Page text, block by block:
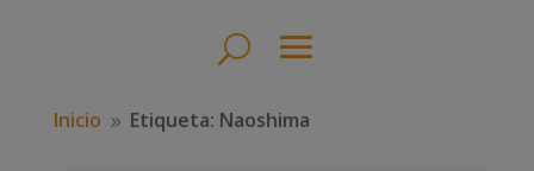
Inicio 9 Etiqueta: Naoshima